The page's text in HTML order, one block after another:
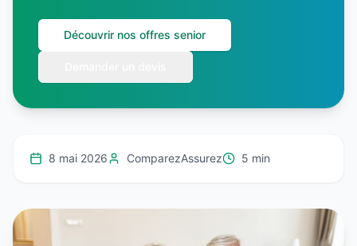
Découvrir nos offres senior
8 mai 2026 ComparezAssurez 5 min